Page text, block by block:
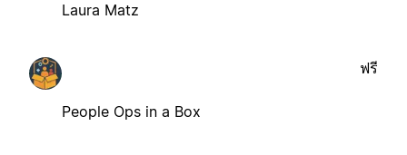
Laura Matz
People Ops in a Box
ฟรี